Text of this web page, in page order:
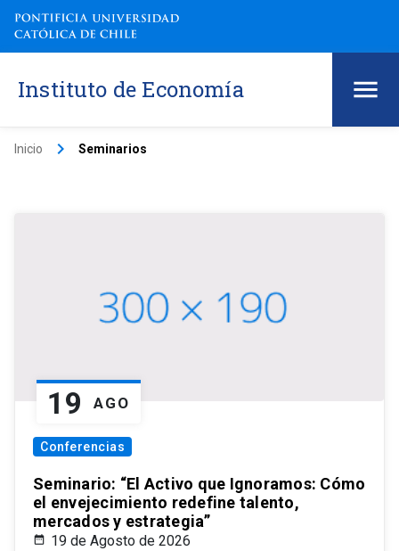
Instituto de Economía
Inicio keyboard_arrow_right Seminarios
19 AGO
Conferencias
Seminario: “El Activo que Ignoramos: Cómo
el envejecimiento redefine talento,
mercados y estrategia”
19 de Agosto de 2026